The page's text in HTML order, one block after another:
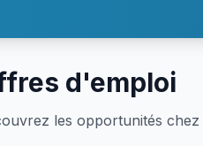
d'emploi
les opportunités chez